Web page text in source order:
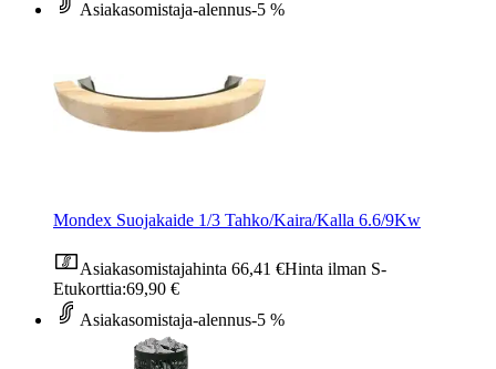
Asiakasomistaja-alennus-5 %
Mondex Suojakaide 1/3 Tahko/Kaira/Kalla 6.6/9Kw
Asiakasomistajahinta 66,41 €Hinta ilman S-
Etukorttia:69,90 €
Asiakasomistaja-alennus-5 %